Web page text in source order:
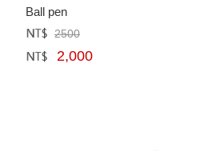
Ball pen
定價﹕ 2500
網購﹕ 2,000